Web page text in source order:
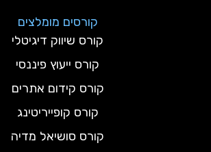
קורסים מומלצים
קורס שיווק דיגיטלי
קורס ייעוץ פיננסי
קורס קידום אתרים
קורס קופייריטינג
קורס סושיאל מדיה